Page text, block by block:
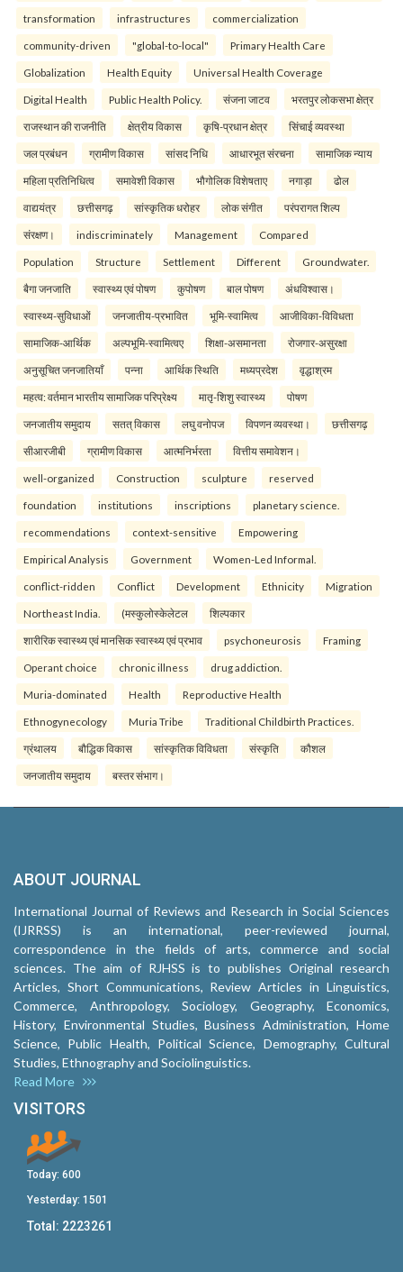
transformation infrastructures commercialization
community-driven "global-to-local" Primary Health Care
Globalization Health Equity Universal Health Coverage
Digital Health Public Health Policy. संजना जाटव भरतपुर लोकसभा क्षेत्र
राजस्थान की राजनीति क्षेत्रीय विकास कृषि-प्रधान क्षेत्र सिंचाई व्यवस्था
जल प्रबंधन ग्रामीण विकास सांसद निधि आधारभूत संरचना सामाजिक न्याय
महिला प्रतिनिधित्व समावेशी विकास भौगोलिक विशेषताए नगाड़ा ढोल
वाद्ययंत्र छत्तीसगढ़ सांस्कृतिक धरोहर लोक संगीत परंपरागत शिल्प
संरक्षण। indiscriminately Management Compared
Population Structure Settlement Different Groundwater.
बैगा जनजाति स्वास्थ्य एवं पोषण कुपोषण बाल पोषण अंधविश्वास।
स्वास्थ्य-सुविधाओं जनजातीय-प्रभावित भूमि-स्वामित्व आजीविका-विविधता
सामाजिक-आर्थिक अल्पभूमि-स्वामित्वए शिक्षा-असमानता रोजगार-असुरक्षा
अनुसूचित जनजातियाँ पन्ना आर्थिक स्थिति मध्यप्रदेश वृद्धाश्रम
महत्व: वर्तमान भारतीय सामाजिक परिप्रेक्ष्य मातृ-शिशु स्वास्थ्य पोषण
जनजातीय समुदाय सतत् विकास लघु वनोपज विपणन व्यवस्था। छत्तीसगढ़
सीआरजीबी ग्रामीण विकास आत्मनिर्भरता वित्तीय समावेशन।
well-organized Construction sculpture reserved
foundation institutions inscriptions planetary science.
recommendations context-sensitive Empowering
Empirical Analysis Government Women-Led Informal.
conflict-ridden Conflict Development Ethnicity Migration
Northeast India. (मस्कुलोस्केलेटल शिल्पकार
शारीरिक स्वास्थ्य एवं मानसिक स्वास्थ्य एवं प्रभाव psychoneurosis Framing
Operant choice chronic illness drug addiction.
Muria-dominated Health Reproductive Health
Ethnogynecology Muria Tribe Traditional Childbirth Practices.
ग्रंथालय बौद्धिक विकास सांस्कृतिक विविधता संस्कृति कौशल
जनजातीय समुदाय बस्तर संभाग।
ABOUT JOURNAL
International Journal of Reviews and Research in Social Sciences
(IJRRSS) is an international, peer-reviewed journal,
correspondence in the fields of arts, commerce and social
sciences. The aim of RJHSS is to publishes Original research
Articles, Short Communications, Review Articles in Linguistics,
Commerce, Anthropology, Sociology, Geography, Economics,
History, Environmental Studies, Business Administration, Home
Science, Public Health, Political Science, Demography, Cultural
Studies, Ethnography and Sociolinguistics.
Read More
VISITORS
Today: 600
Yesterday: 1501
Total: 2223261